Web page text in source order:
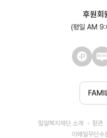
후원회
(평일 AM
밀알복지재단 소개 정관
이메일무단수